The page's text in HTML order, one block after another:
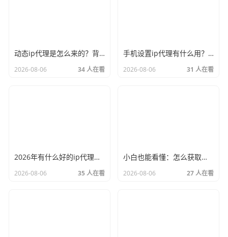
动态ip代理是怎么来的？背后的原理比你想象的精彩
2026-08-06 34 人在看
手机设置ip代理有什么用？不只是改定位那么简单
2026-08-06 31 人在看
2026年有什么好的ip代理软件？亲测后我只推荐这几个
2026-08-06 35 人在看
小白也能看懂：怎么获取代理ip和端口号，一步步教会你
2026-08-06 27 人在看